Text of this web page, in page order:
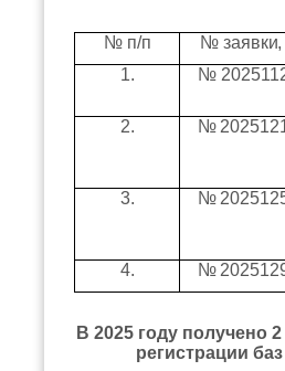
№ п/п
№ заявки,
1.
№
2.
№
3.
№
4.
№
В 2025 году получено
регистрации